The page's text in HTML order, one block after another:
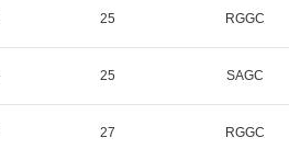
25 RGGC
25 SAGC
27 RGGC